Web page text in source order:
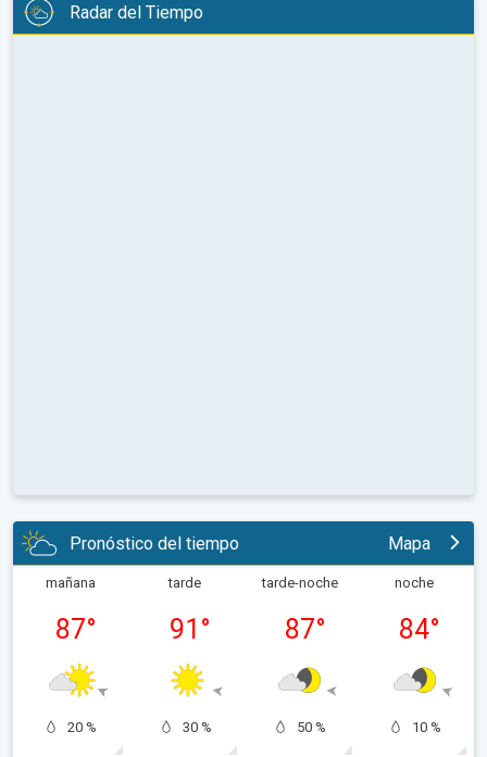
Radar del Tiempo
Pronóstico del tiempo Mapa
mañana
87°
20 %
tarde
91 °
30 %
tarde-noche
87°
50 %
noche
84°
10 %